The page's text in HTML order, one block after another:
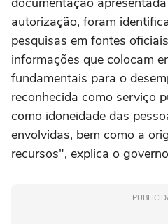
autorização, foram
pesquisas em fontes
informações que colocam
fundamentais para o
reconhecida como serviço
como idoneidade das
envolvidas, bem como a
recursos", explica o